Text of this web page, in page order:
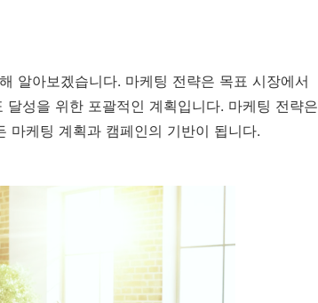
알아보겠습니다. 마케팅 전략은 목표 시장에서
성을 위한 포괄적인 계획입니다. 마케팅 전략은
마케팅 계획과 캠페인의 기반이 됩니다.